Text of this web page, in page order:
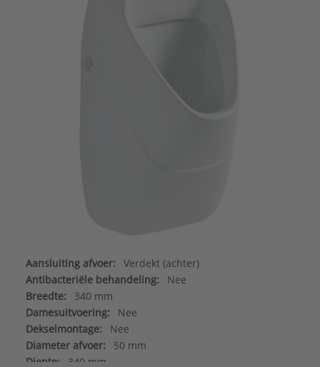
Aansluiting afvoer:
Verdekt (achter)
Antibacteriële behandeling:
Nee
Breedte:
340 mm
Damesuitvoering:
Nee
Dekselmontage:
Nee
Diameter afvoer:
50 mm
Diepte:
340 mm